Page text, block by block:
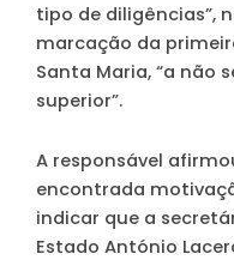
tipo de diligências”,
marcação da
Santa Maria, “a não
superior”.
A responsável
encontrada
indicar que a
Estado António